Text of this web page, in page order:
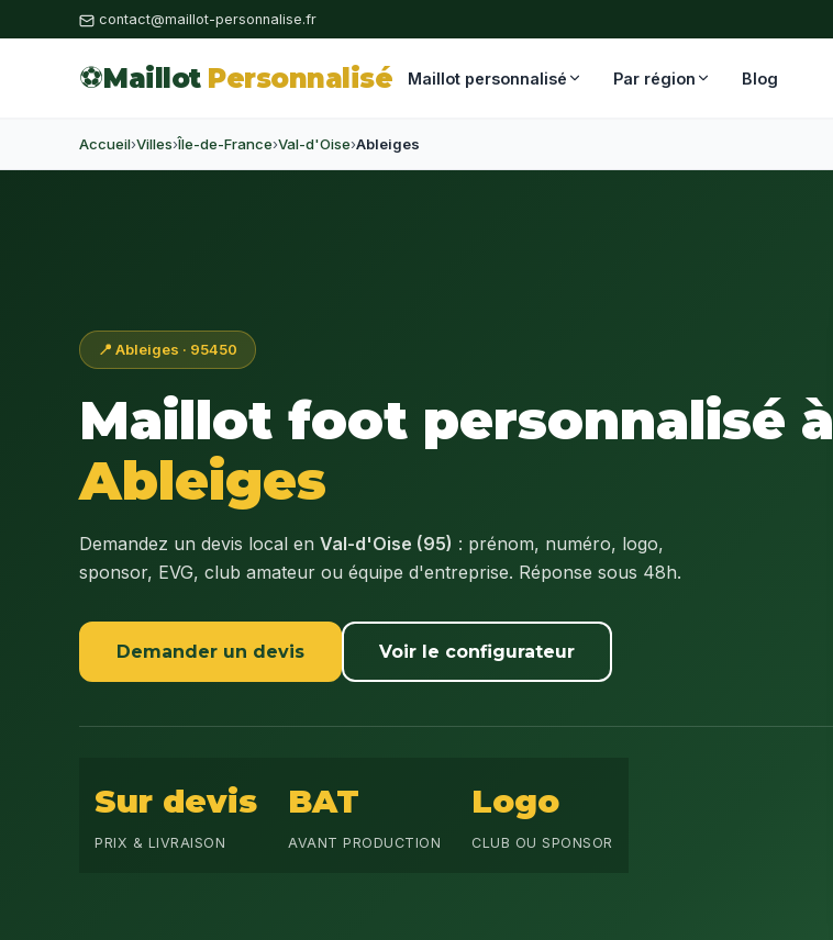
contact@maillot-personnalise.fr
⚽Maillot Personnalisé Maillot personnalisé Par région Blog
Accueil›Villes›Île-de-France›Val-d'Oise›Ableiges
📍 Ableiges · 95450
Maillot foot personnalisé à
Ableiges
Demandez un devis local en Val-d'Oise (95) : prénom, numéro, logo,
sponsor, EVG, club amateur ou équipe d'entreprise. Réponse sous 48h.
Demander un devis Voir le configurateur
Sur devis
PRIX & LIVRAISON
BAT
AVANT PRODUCTION
Logo
CLUB OU SPONSOR